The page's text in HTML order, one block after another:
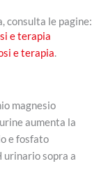
consulta le pagine:
e terapia
e terapia.
magnesio
aumenta la
e fosfato
urinario sopra a